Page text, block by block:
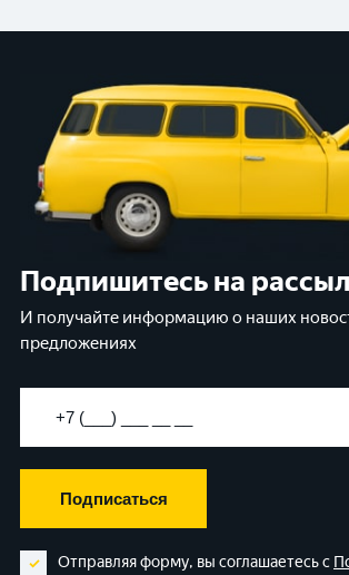
Подпишитесь на
И получайте информацию о наших
предложениях
Подписаться
Отправляя форму, вы соглашаетесь с